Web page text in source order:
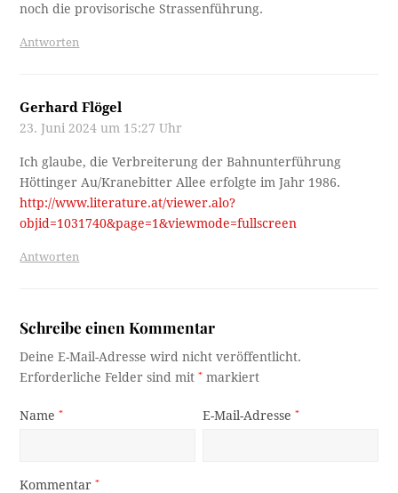
noch die provisorische Strassenführung.
Antworten
Gerhard Flögel
23. Juni 2024 um 15:27 Uhr
Ich glaube, die Verbreiterung der Bahnunterführung
Höttinger Au/Kranebitter Allee erfolgte im Jahr 1986.
http://www.literature.at/viewer.alo?
objid=1031740&page=1&viewmode=fullscreen
Antworten
Schreibe einen Kommentar
Deine E-Mail-Adresse wird nicht veröffentlicht.
Erforderliche Felder sind mit* markiert
Name* E-Mail-Adresse*
Kommentar*